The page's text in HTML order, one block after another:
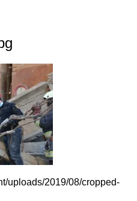
uploads/2019/08/cropped-